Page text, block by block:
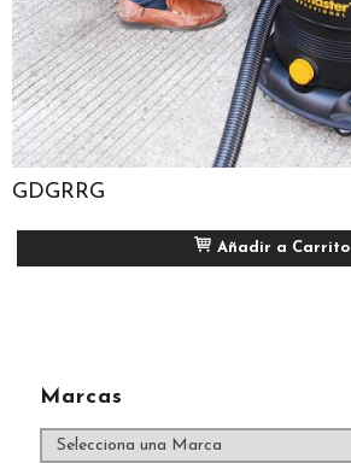
Marcas
GDGRRG
Añadir a Carrito